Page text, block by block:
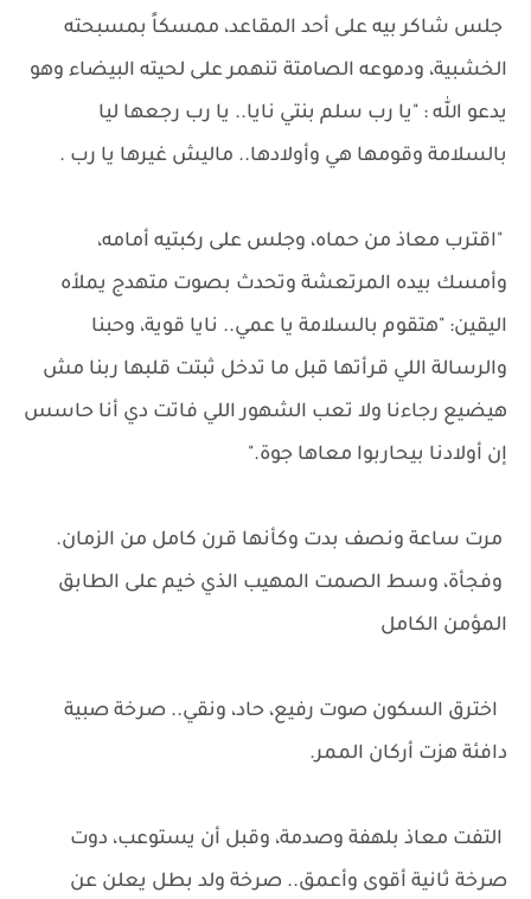
جلس شاكر بيه على أحد المقاعد، ممسكاً بمسبحته
الخشبية، ودموعه الصامتة تنهمر على لحيته البيضاء وهو
يدعو الله : "يا رب سلم بنتي نايا.. يا رب رجعها ليا
بالسلامة وقومها هي وأولادها.. ماليش غيرها يا رب .
"اقترب معاذ من حماه، وجلس على ركبتيه أمامه،
وأمسك بيده المرتعشة وتحدث بصوت متهدج يملأه
اليقين: "هتقوم بالسلامة يا عمي.. نايا قوية، وحبنا
والرسالة اللي قرأتها قبل ما تدخل ثبتت قلبها ربنا مش
هيضيع رجاءنا ولا تعب الشهور اللي فاتت دي أنا حاسس
إن أولادنا بيحاربوا معاها جوة."
مرت ساعة ونصف بدت وكأنها قرن كامل من الزمان.
وفجأة، وسط الصمت المهيب الذي خيم على الطابق
المؤمن الكامل
اخترق السكون صوت رفيع، حاد، ونقي.. صرخة صبية
دافئة هزت أركان الممر.
التفت معاذ بلهفة وصدمة، وقبل أن يستوعب، دوت
صرخة ثانية أقوى وأعمق.. صرخة ولد بطل يعلن عن